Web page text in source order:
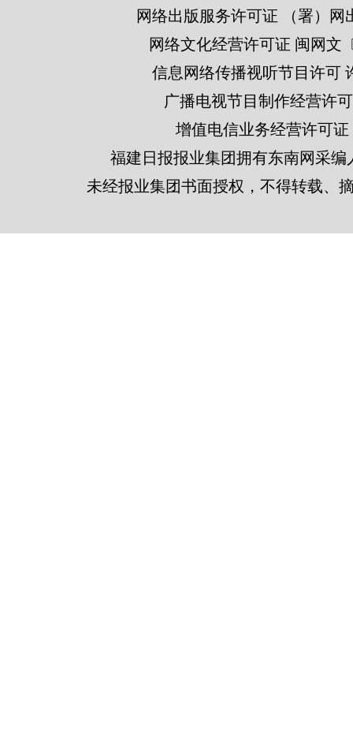
网络出版服务许可证 （署）网
网络文化经营许可证 闽网文
信息网络传播视听节目许可
广播电视节目制作经营许
增值电信业务经营许可证
福建日报报业集团拥有东南网采
未经报业集团书面授权，不得转载、